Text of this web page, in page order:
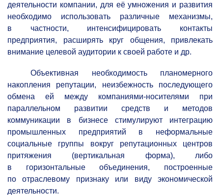
деятельности компании, для её умножения и развития
необходимо использовать различные механизмы,
в частности, интенсифицировать контакты
предприятия, расширять круг общения, привлекать
внимание целевой аудитории к своей работе и др.
Объективная необходимость планомерного
накопления репутации, неизбежность последующего
обмена ей между компаниями-носителями при
параллельном развитии средств и методов
коммуникации в бизнесе стимулируют интеграцию
промышленных предприятий в неформальные
социальные группы вокруг репутационных центров
притяжения (вертикальная форма), либо
в горизонтальные объединения, построенные
по отраслевому признаку или виду экономической
деятельности.